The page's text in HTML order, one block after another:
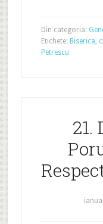
Din categoria:
Etichete: Biserica,
Petrescu
21.